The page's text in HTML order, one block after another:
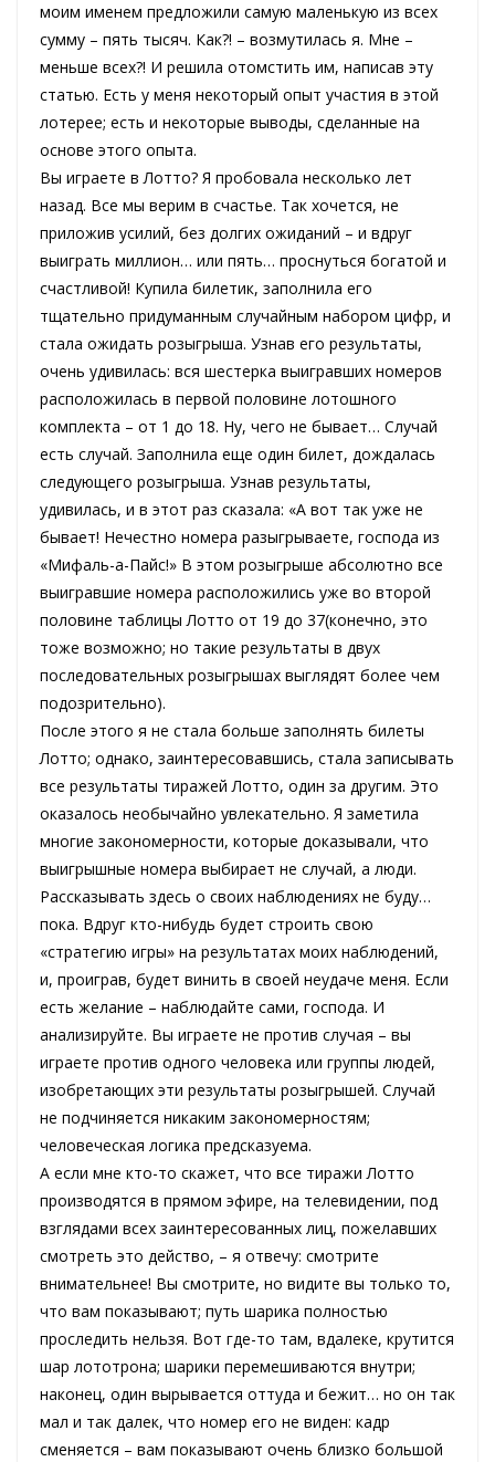
моим именем предложили самую маленькую из всех
сумму – пять тысяч. Как?! – возмутилась я. Мне –
меньше всех?! И решила отомстить им, написав эту
статью. Есть у меня некоторый опыт участия в этой
лотерее; есть и некоторые выводы, сделанные на
основе этого опыта.
Вы играете в Лотто? Я пробовала несколько лет
назад. Все мы верим в счастье. Так хочется, не
приложив усилий, без долгих ожиданий – и вдруг
выиграть миллион… или пять… проснуться богатой и
счастливой! Купила билетик, заполнила его
тщательно придуманным случайным набором цифр, и
стала ожидать розыгрыша. Узнав его результаты,
очень удивилась: вся шестерка выигравших номеров
расположилась в первой половине лотошного
комплекта – от 1 до 18. Ну, чего не бывает… Случай
есть случай. Заполнила еще один билет, дождалась
следующего розыгрыша. Узнав результаты,
удивилась, и в этот раз сказала: «А вот так уже не
бывает! Нечестно номера разыгрываете, господа из
«Мифаль-а-Пайс!» В этом розыгрыше абсолютно все
выигравшие номера расположились уже во второй
половине таблицы Лотто от 19 до 37(конечно, это
тоже возможно; но такие результаты в двух
последовательных розыгрышах выглядят более чем
подозрительно).
После этого я не стала больше заполнять билеты
Лотто; однако, заинтересовавшись, стала записывать
все результаты тиражей Лотто, один за другим. Это
оказалось необычайно увлекательно. Я заметила
многие закономерности, которые доказывали, что
выигрышные номера выбирает не случай, а люди.
Рассказывать здесь о своих наблюдениях не буду…
пока. Вдруг кто-нибудь будет строить свою
«стратегию игры» на результатах моих наблюдений,
и, проиграв, будет винить в своей неудаче меня. Если
есть желание – наблюдайте сами, господа. И
анализируйте. Вы играете не против случая – вы
играете против одного человека или группы людей,
изобретающих эти результаты розыгрышей. Случай
не подчиняется никаким закономерностям;
человеческая логика предсказуема.
А если мне кто-то скажет, что все тиражи Лотто
производятся в прямом эфире, на телевидении, под
взглядами всех заинтересованных лиц, пожелавших
смотреть это действо, – я отвечу: смотрите
внимательнее! Вы смотрите, но видите вы только то,
что вам показывают; путь шарика полностью
проследить нельзя. Вот где-то там, вдалеке, крутится
шар лототрона; шарики перемешиваются внутри;
наконец, один вырывается оттуда и бежит… но он так
мал и так далек, что номер его не виден: кадр
сменяется – вам показывают очень близко большой